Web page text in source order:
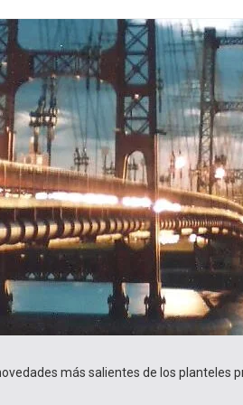
más salientes de los